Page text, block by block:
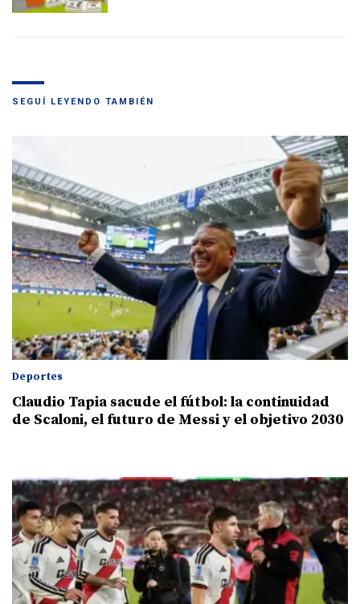
SEGUÍ LEYENDO TAMBIÉN
Deportes
Claudio Tapia sacude el fútbol: la continuidad
de Scaloni, el futuro de Messi y el objetivo 2030